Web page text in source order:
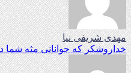
مهدی شریفی نیا
خداروشکر که جوانانی مثه شما